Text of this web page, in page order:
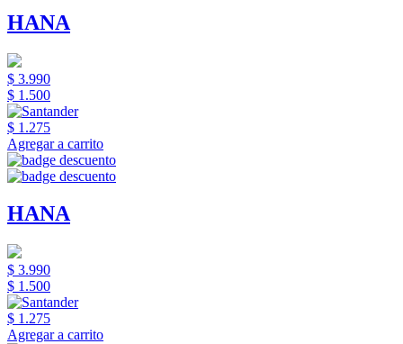
HANA
$ 3.990
$ 1.500
$ 1.275
Agregar a carrito
HANA
$ 3.990
$ 1.500
$ 1.275
Agregar a carrito